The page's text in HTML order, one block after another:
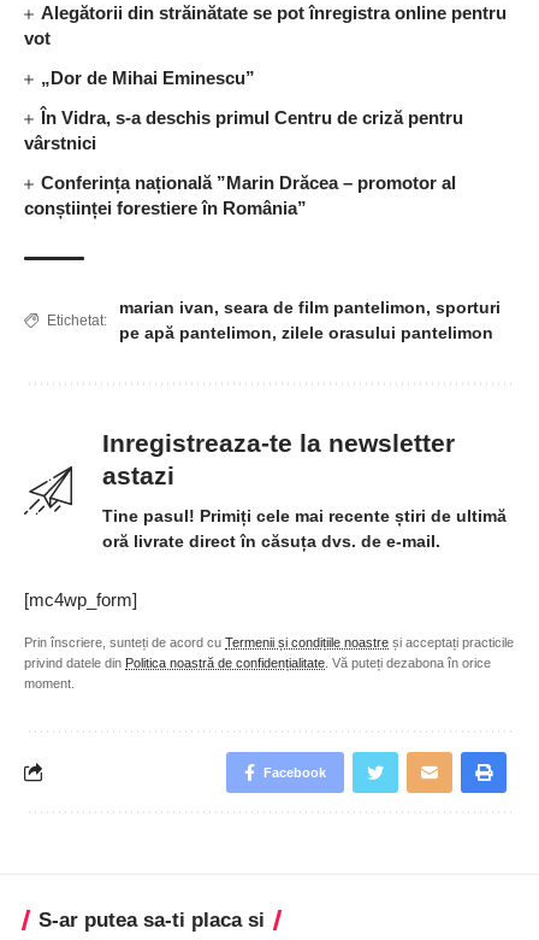
Alegătorii din străinătate se pot înregistra online pentru
vot
„Dor de Mihai Eminescu”
În Vidra, s-a deschis primul Centru de criză pentru
vârstnici
Conferința națională ”Marin Drăcea – promotor al
conștiinței forestiere în România”
Etichetat:
marian ivan, seara de film pantelimon, sporturi
pe apă pantelimon, zilele orasului pantelimon
Inregistreaza-te la newsletter
astazi
Tine pasul! Primiți cele mai recente știri de ultimă
oră livrate direct în căsuța dvs. de e-mail.
[mc4wp_form]
Prin înscriere, sunteți de acord cu Termenii și condițiile noastre și acceptați practicile
privind datele din Politica noastră de confidențialitate . Vă puteți dezabona în orice
moment.
Facebook
S-ar putea sa-ti placa si